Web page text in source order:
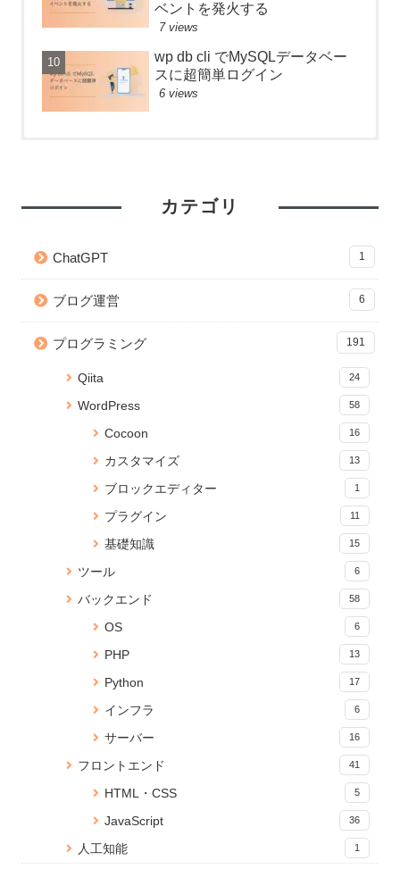
ベントを発火する
7 views
wp db cli でMySQLデータベー
スに超簡単ログイン
6 views
ファイルを実行！同期・非同期
React プロジェクトの関数名や
【JavaScript】iframeのコンテ
ンツの読み込みが終わったらイ
ベントを発火する
【無料】ブラウザでPDFに透か
し文字を追加できる「PDF透か
Anaconda のアップデートが終
Jupyter Notebookに現在のメモ
15 views
PDFに画像（ロゴ）を貼ること
ができる無料Webサービス「ピ
タロゴPDFメーカー」を公開し
ファイルを実行！同期・非同期
【CSS】画像を横幅いっぱいに
Jupyter Notebook を「.py」の
Pythonで実行可能なコードに変
yml ファイルから Anaconda 仮
想環境をつくる
15967 views
【JavaScript】iframeのコンテ
ンツの読み込みが終わったらイ
Cannot connect to the Docker
daemon でDockerコマンドが効
Reactページの読み込みが終わ
るまでの間ローディングを表示
する
React onClick イベントで引数
を渡す方法
Node.js のバージョンアップ手
【JavaScript】iframeのコンテ
ンツの読み込みが終わったらイ
WordPress 編集画面を便利にカ
スタマイズ！add_meta_boxes
の使い方と応用
【React】フォルダ構成のベス
【Lambda】Python で function
URLs の POST データを取得し
Cocoon ホバーで記事をフワッ
1 view
【ACF】add_sub_row 関数で
入れ子になった繰り返しフィー
カテゴリ
ChatGPT 1
ブログ運営 6
プログラミング 191
Qiita 24
WordPress 58
Cocoon 16
カスタマイズ 13
ブロックエディター 1
プラグイン 11
基礎知識 15
ツール 6
バックエンド 58
OS 6
PHP 13
Python 17
インフラ 6
サーバー 16
フロントエンド 41
HTML・CSS 5
JavaScript 36
人工知能 1